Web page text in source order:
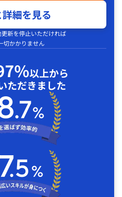
細を見る
新を停止いただければ
切かかりません
以上から
ただきました